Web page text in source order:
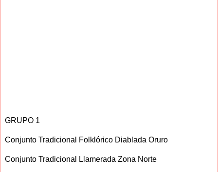
GRUPO 1
Conjunto Tradicional Folklórico Diablada Oruro
Conjunto Tradicional Llamerada Zona Norte